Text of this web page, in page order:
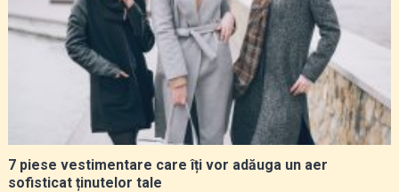
7 piese vestimentare care îți vor adăuga un aer
sofisticat ținutelor tale